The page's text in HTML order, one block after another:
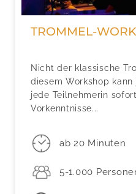
TROMMEL-
Nicht der klassische
diesem Workshop
jede Teilnehmerin
Vorkenntnisse...
ab 20 Minuten
5-1.000